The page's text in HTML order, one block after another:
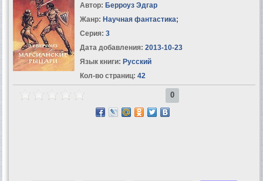
Автор: Берроуз Эдгар
Жанр: Научная фантастика;
Серия: 3
Дата добавления: 2013-10-23
Язык книги: Русский
Кол-во страниц: 42
0